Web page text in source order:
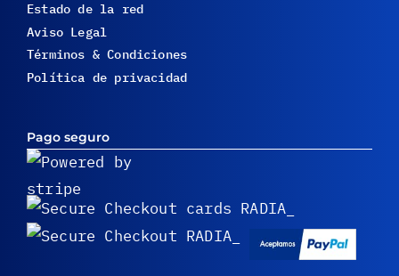
Estado de la red
Aviso Legal
Términos & Condiciones
Política de privacidad
Pago seguro